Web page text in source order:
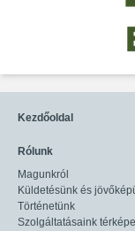
Kezdőoldal
Rólunk
Magunkról
Küldetésünk és
Történetünk
Szolgáltatásaink térképe